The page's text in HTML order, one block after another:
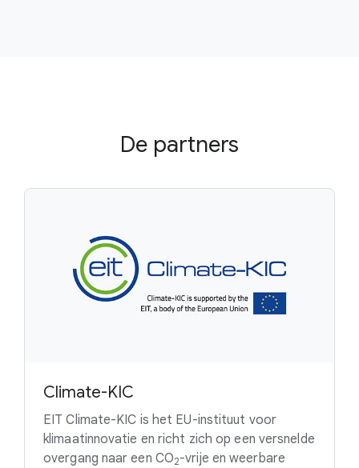
De partners
Climate-KIC
EIT Climate-KIC is het EU-instituut voor
klimaatinnovatie en richt zich op een versnelde
overgang naar een CO2-vrije en weerbare